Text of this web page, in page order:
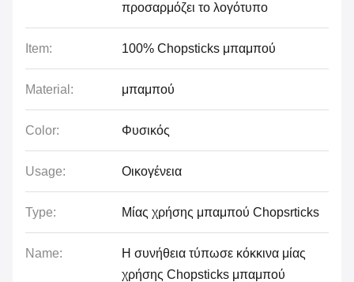
προσαρμόζει το λογότυπο
Item: 100% Chopsticks μπαμπού
Material: μπαμπού
Color: Φυσικός
Usage: Οικογένεια
Type: Μίας χρήσης μπαμπού Chopsrticks
Name:
Η συνήθεια τύπωσε κόκκινα μίας
χρήσης Chopsticks μπαμπού